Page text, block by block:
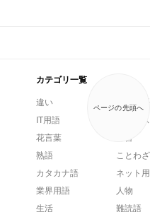
ページの先頭へ
カテゴリ一覧
違い
一般用語
IT用語
ビジネ
花言葉
方言
熟語
ことわ
カタカナ語
ネット
業界用語
人物
生活
難読語